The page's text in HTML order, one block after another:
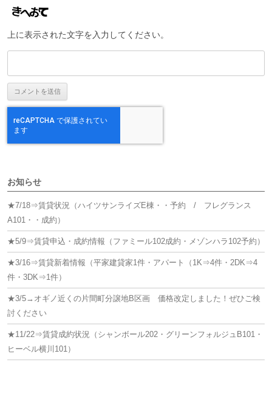
上に表示された文字を入力してください。
お知らせ
★7/18⇒賃貸状況（ハイツサンライズE棟・・予約 / フレグランス
A101・・成約）
★5/9⇒賃貸申込・成約情報（ファミール102成約・メゾンハラ102予約）
★3/16⇒賃貸新着情報（平家建貸家1件・アパート（1K⇒4件・2DK⇒4
件・3DK⇒1件）
★3/5→オギノ近くの片間町分譲地B区画 価格改定しました！ぜひご検
討ください
★11/22⇒賃貸成約状況（シャンボール202・グリーンフォルジュB101・
ヒーベル横川101）